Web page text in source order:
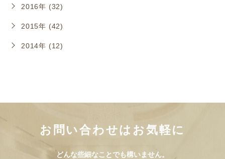
2016年 (32)
2015年 (42)
2014年 (12)
お問い合わせはお気軽に
どんな些細なことでも構いません。